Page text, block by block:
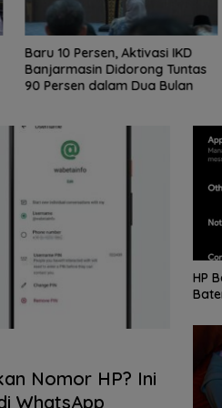
Tak Sekadar Wisata, OTW
AKSEL Ajak Masyarakat
Dukung Produk Lokal Tabalong
Nomor HP? Ini
WhatsApp
HP